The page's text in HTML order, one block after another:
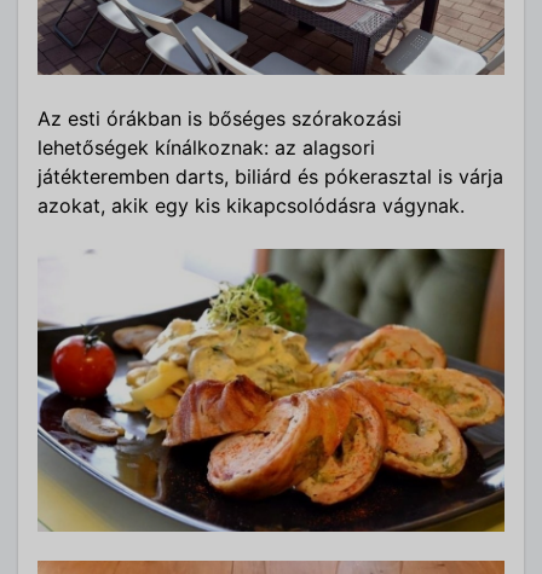
Az esti órákban is bőséges szórakozási
lehetőségek kínálkoznak: az alagsori
játékteremben darts, biliárd és pókerasztal is várja
azokat, akik egy kis kikapcsolódásra vágynak.